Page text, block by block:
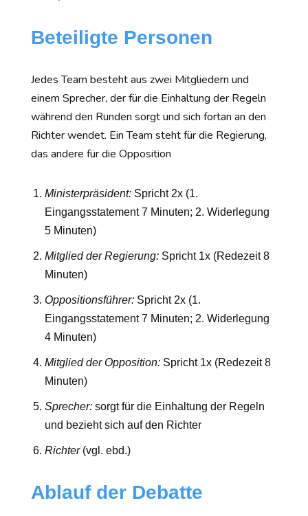
Beteiligte Personen
Jedes Team besteht aus zwei Mitgliedern und
einem Sprecher, der für die Einhaltung der Regeln
während den Runden sorgt und sich fortan an den
Richter wendet. Ein Team steht für die Regierung,
das andere für die Opposition
Ministerpräsident: Spricht 2x (1.
Eingangsstatement 7 Minuten; 2. Widerlegung
5 Minuten)
Mitglied der Regierung: Spricht 1x (Redezeit 8
Minuten)
Oppositionsführer: Spricht 2x (1.
Eingangsstatement 7 Minuten; 2. Widerlegung
4 Minuten)
Mitglied der Opposition: Spricht 1x (Redezeit 8
Minuten)
Sprecher: sorgt für die Einhaltung der Regeln
und bezieht sich auf den Richter
Richter (vgl. ebd.)
Ablauf der Debatte